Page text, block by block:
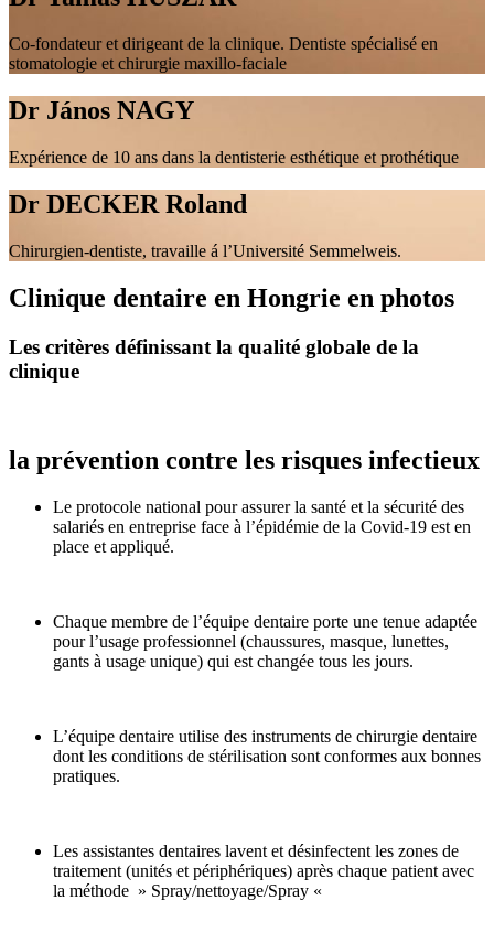
Co-fondateur et dirigeant de la clinique. Dentiste spécialisé en
stomatologie et chirurgie maxillo-faciale
Dr János NAGY
Expérience de 10 ans dans la dentisterie esthétique et prothétique
Dr DECKER Roland
Chirurgien-dentiste, travaille á l’Université Semmelweis.
Clinique dentaire en Hongrie en photos
Les critères définissant la qualité globale de la
clinique
la prévention contre les risques infectieux
Le protocole national pour assurer la santé et la sécurité des
salariés en entreprise face à l’épidémie de la Covid-19 est en
place et appliqué.
Chaque membre de l’équipe dentaire porte une tenue adaptée
pour l’usage professionnel (chaussures, masque, lunettes,
gants à usage unique) qui est changée tous les jours.
L’équipe dentaire utilise des instruments de chirurgie dentaire
dont les conditions de stérilisation sont conformes aux bonnes
pratiques.
Les assistantes dentaires lavent et désinfectent les zones de
traitement (unités et périphériques) après chaque patient avec
la méthode » Spray/nettoyage/Spray «